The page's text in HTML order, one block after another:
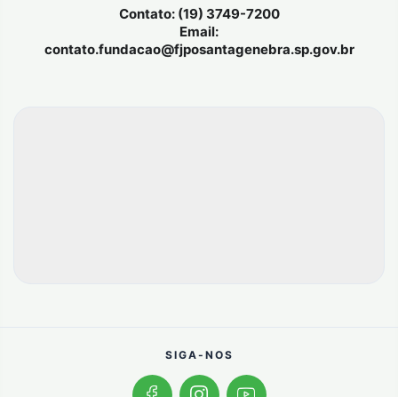
Contato: (19) 3749-7200
Email:
contato.fundacao@fjposantagenebra.sp.gov.br
SIGA-NOS